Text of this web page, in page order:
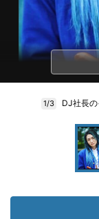
1/3 DJ社長